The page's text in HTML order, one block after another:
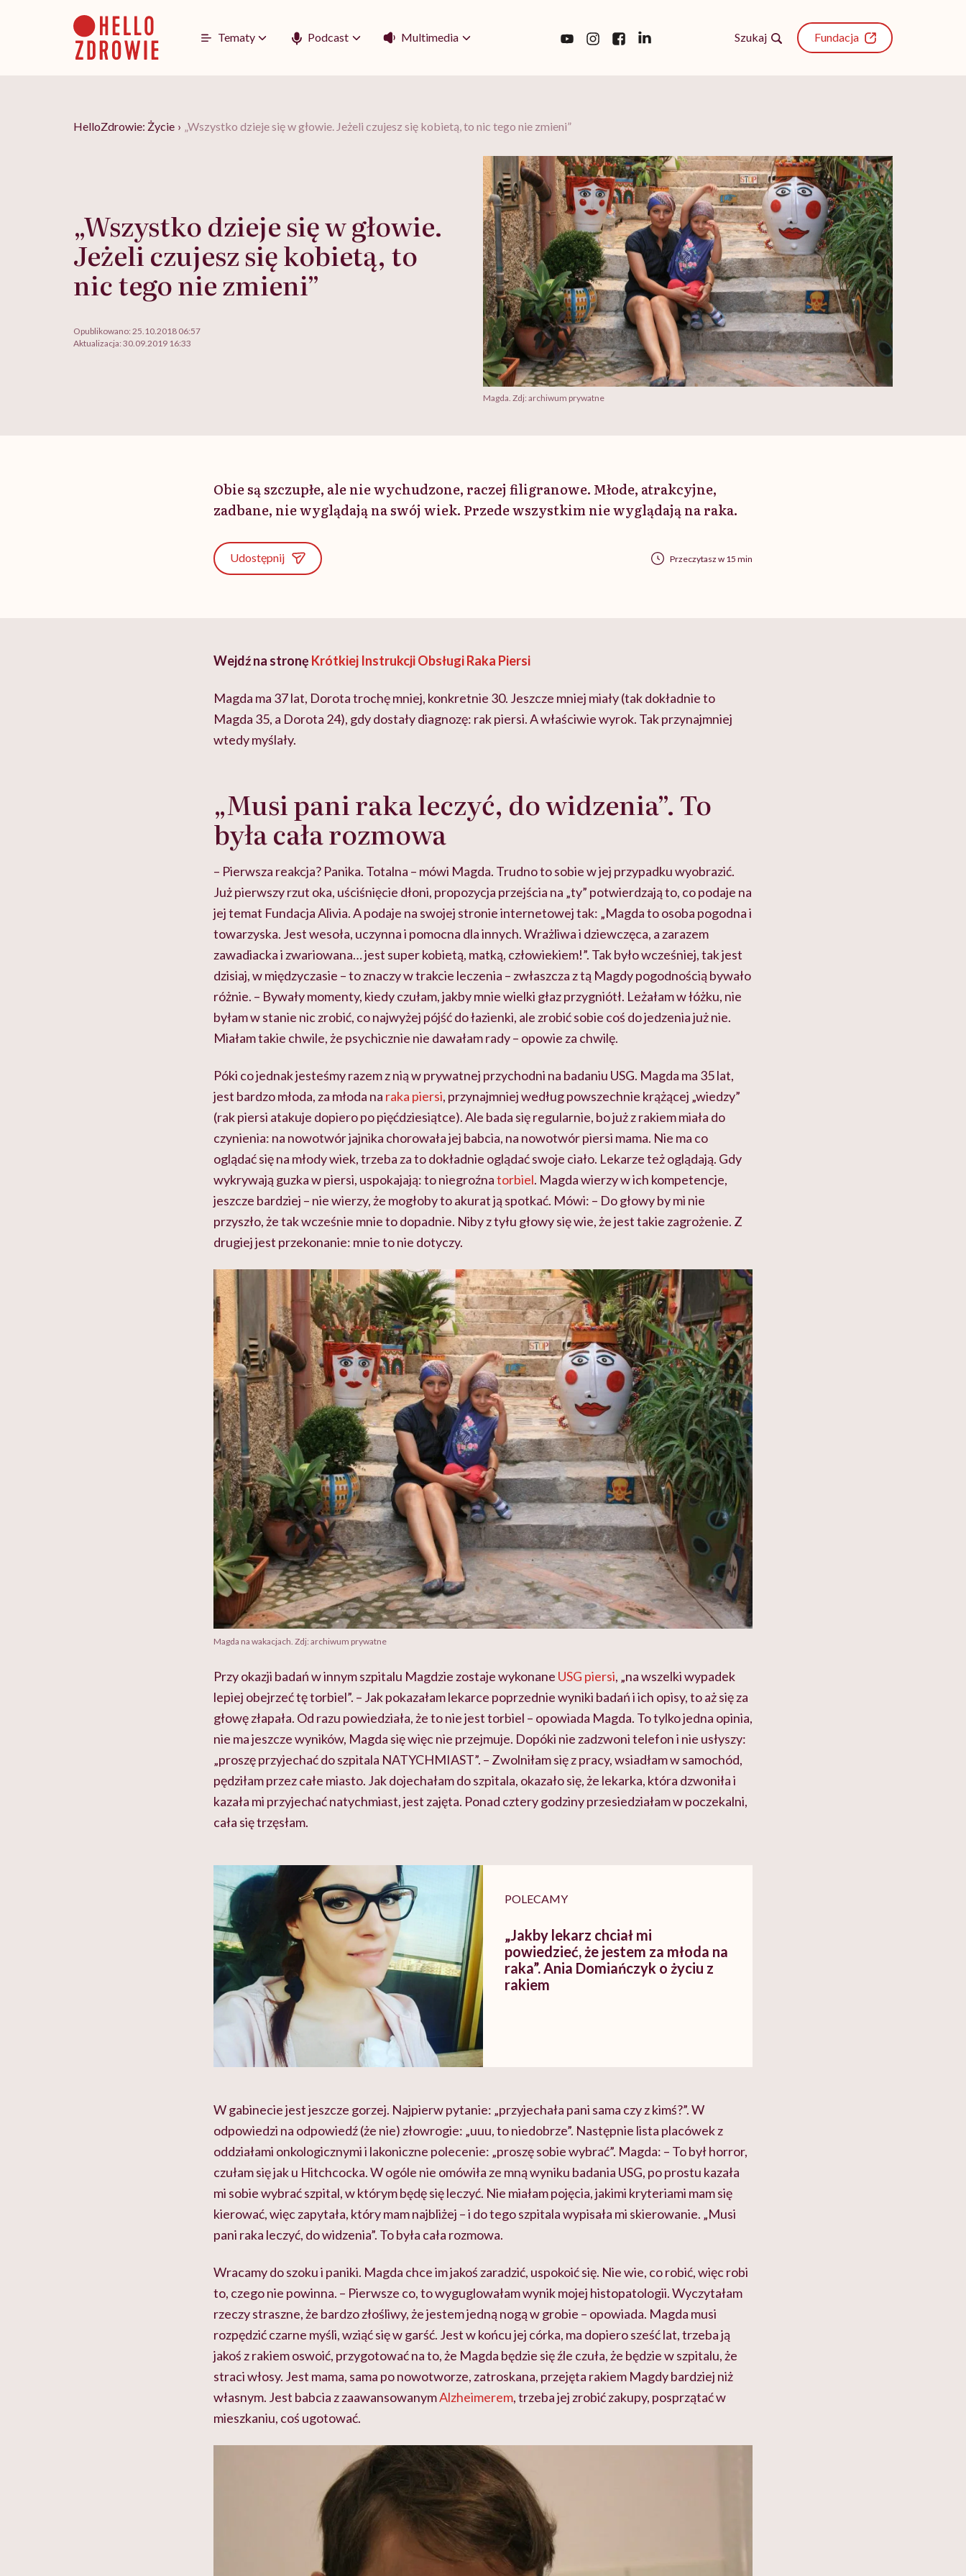
Tematy Podcast Multimedia Szukaj Fundacja
HelloZdrowie: Życie › „Wszystko dzieje się w głowie. Jeżeli czujesz się kobietą, to nic tego nie zmieni”
„Wszystko dzieje się w głowie.
Jeżeli czujesz się kobietą, to
nic tego nie zmieni”
Opublikowano: 25.10.2018 06:57
Aktualizacja: 30.09.2019 16:33
Magda. Zdj: archiwum prywatne
Obie są szczupłe, ale nie wychudzone, raczej filigranowe. Młode, atrakcyjne,
zadbane, nie wyglądają na swój wiek. Przede wszystkim nie wyglądają na raka.
Udostępnij Przeczytasz w 15 min
Wejdź na stronę Krótkiej Instrukcji Obsługi Raka Piersi
Magda ma 37 lat, Dorota trochę mniej, konkretnie 30. Jeszcze mniej miały (tak dokładnie to
Magda 35, a Dorota 24), gdy dostały diagnozę: rak piersi. A właściwie wyrok. Tak przynajmniej
wtedy myślały.
„Musi pani raka leczyć, do widzenia”. To
była cała rozmowa
– Pierwsza reakcja? Panika. Totalna – mówi Magda. Trudno to sobie w jej przypadku wyobrazić.
Już pierwszy rzut oka, uściśnięcie dłoni, propozycja przejścia na „ty” potwierdzają to, co podaje na
jej temat Fundacja Alivia. A podaje na swojej stronie internetowej tak: „Magda to osoba pogodna i
towarzyska. Jest wesoła, uczynna i pomocna dla innych. Wrażliwa i dziewczęca, a zarazem
zawadiacka i zwariowana… jest super kobietą, matką, człowiekiem!”. Tak było wcześniej, tak jest
dzisiaj, w międzyczasie – to znaczy w trakcie leczenia – zwłaszcza z tą Magdy pogodnością bywało
różnie. – Bywały momenty, kiedy czułam, jakby mnie wielki głaz przygniótł. Leżałam w łóżku, nie
byłam w stanie nic zrobić, co najwyżej pójść do łazienki, ale zrobić sobie coś do jedzenia już nie.
Miałam takie chwile, że psychicznie nie dawałam rady – opowie za chwilę.
Póki co jednak jesteśmy razem z nią w prywatnej przychodni na badaniu USG. Magda ma 35 lat,
jest bardzo młoda, za młoda na raka piersi, przynajmniej według powszechnie krążącej „wiedzy”
(rak piersi atakuje dopiero po pięćdziesiątce). Ale bada się regularnie, bo już z rakiem miała do
czynienia: na nowotwór jajnika chorowała jej babcia, na nowotwór piersi mama. Nie ma co
oglądać się na młody wiek, trzeba za to dokładnie oglądać swoje ciało. Lekarze też oglądają. Gdy
wykrywają guzka w piersi, uspokajają: to niegroźnatorbiel. Magda wierzy w ich kompetencje,
jeszcze bardziej – nie wierzy, że mogłoby to akurat ją spotkać. Mówi: – Do głowy by mi nie
przyszło, że tak wcześnie mnie to dopadnie. Niby z tyłu głowy się wie, że jest takie zagrożenie. Z
drugiej jest przekonanie: mnie to nie dotyczy.
Magda na wakacjach. Zdj: archiwum prywatne
Przy okazji badań w innym szpitalu Magdzie zostaje wykonane USG piersi, „na wszelki wypadek
lepiej obejrzeć tę torbiel”. – Jak pokazałam lekarce poprzednie wyniki badań i ich opisy, to aż się za
głowę złapała. Od razu powiedziała, że to nie jest torbiel – opowiada Magda. To tylko jedna opinia,
nie ma jeszcze wyników, Magda się więc nie przejmuje. Dopóki nie zadzwoni telefon i nie usłyszy:
„proszę przyjechać do szpitala NATYCHMIAST”. – Zwolniłam się z pracy, wsiadłam w samochód,
pędziłam przez całe miasto. Jak dojechałam do szpitala, okazało się, że lekarka, która dzwoniła i
kazała mi przyjechać natychmiast, jest zajęta. Ponad cztery godziny przesiedziałam w poczekalni,
cała się trzęsłam.
POLECAMY
„Jakby lekarz chciał mi
powiedzieć, że jestem za młoda na
raka”. Ania Domiańczyk o życiu z
rakiem
W gabinecie jest jeszcze gorzej. Najpierw pytanie: „przyjechała pani sama czy z kimś?”. W
odpowiedzi na odpowiedź (że nie) złowrogie: „uuu, to niedobrze”. Następnie lista placówek z
oddziałami onkologicznymi i lakoniczne polecenie: „proszę sobie wybrać”. Magda: – To był horror,
czułam się jak u Hitchcocka. W ogóle nie omówiła ze mną wyniku badania USG, po prostu kazała
mi sobie wybrać szpital, w którym będę się leczyć. Nie miałam pojęcia, jakimi kryteriami mam się
kierować, więc zapytała, który mam najbliżej – i do tego szpitala wypisała mi skierowanie. „Musi
pani raka leczyć, do widzenia”. To była cała rozmowa.
Wracamy do szoku i paniki. Magda chce im jakoś zaradzić, uspokoić się. Nie wie, co robić, więc robi
to, czego nie powinna. – Pierwsze co, to wyguglowałam wynik mojej histopatologii. Wyczytałam
rzeczy straszne, że bardzo złośliwy, że jestem jedną nogą w grobie – opowiada. Magda musi
rozpędzić czarne myśli, wziąć się w garść. Jest w końcu jej córka, ma dopiero sześć lat, trzeba ją
jakoś z rakiem oswoić, przygotować na to, że Magda będzie się źle czuła, że będzie w szpitalu, że
straci włosy. Jest mama, sama po nowotworze, zatroskana, przejęta rakiem Magdy bardziej niż
własnym. Jest babcia z zaawansowanymAlzheimerem, trzeba jej zrobić zakupy, posprzątać w
mieszkaniu, coś ugotować.